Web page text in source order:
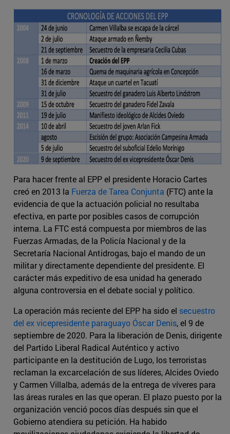
Para hacer frente al EPP el presidente Horacio Cartes
creó en 2013 la Fuerza de Tarea Conjunta (FTC) ante la
evidencia de que la actuación policial no resultaba
efectiva, en parte por posibles casos de corrupción
interna. La FTC está compuesta por miembros de las
Fuerzas Armadas, de la Policía Nacional y de la
Secretaría Nacional Antidrogas, bajo el mando de un
militar y directamente dependiente del presidente. El
carácter más expeditivo de esa unidad ha generado
alguna controversia en el debate social y político.
La operación más reciente del EPP ha sido el secuestro
del ex vicepresidente paraguayo Óscar Denis, el 9 de
septiembre de 2020. Para la liberación de Denis, dirigente
del Partido Liberal Radical Auténtico y activo
participante en la destitución de Lugo, los terroristas
reclaman la excarcelación de sus líderes, Alcides Oviedo
y Carmen Villalba, además de la entrega de víveres para
las áreas rurales en las que operan. El plazo puesto por la
organización venció pocos días después sin que el
Gobierno atendiera su petición. Ha habido